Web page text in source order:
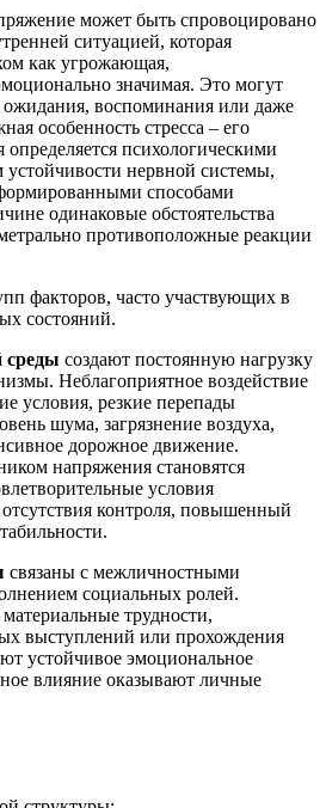
может быть спровоцировано
ситуацией, которая
как угрожающая,
значимая. Это могут
воспоминания или даже
особенность стресса – его
определяется психологическими
устойчивости нервной системы,
способами
одинаковые обстоятельства
противоположные реакции
факторов, часто участвующих в
состояний.
создают постоянную нагрузку
Неблагоприятное воздействие
условия, резкие перепады
шума, загрязнение воздуха,
дорожное движение.
напряжения становятся
условия
контроля, повышенный
связаны с межличностными
социальных ролей.
трудности,
выступлений или прохождения
устойчивое эмоциональное
влияние оказывают личные